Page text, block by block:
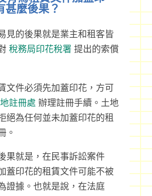
甚麼後果？
見的後果就是業主和租客皆
稅務局印花稅署 提出的索償
文件必須先加蓋印花，方可
註冊處 辦理註冊手續。土地
絕為任何並未加蓋印花的租
。
果就是，在民事訴訟案件
蓋印花的租賃文件可能不被
證據。也就是說，在法庭